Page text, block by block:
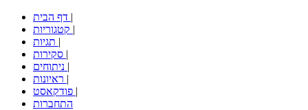
|
|
|
|
|
|
|
התחברות